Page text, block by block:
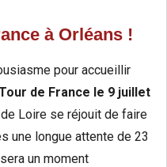
à Orléans !
pour accueillir
de France le 9 juillet
Loire se réjouit de faire
une longue attente de 23
un moment